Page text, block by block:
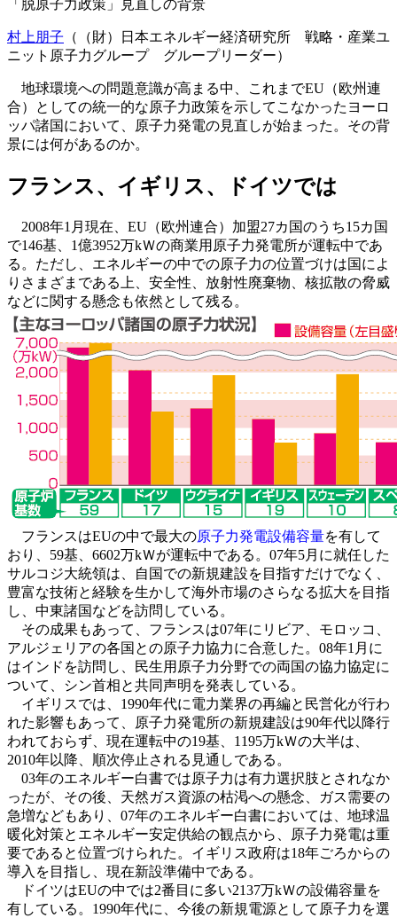
「脱原子力政策」見直しの背景
村上朋子 （（財）日本エネルギー経済研究所 戦略・産業ユ
ニット原子力グループ グループリーダー）
地球環境への問題意識が高まる中、これまでEU（欧州連
合）としての統一的な原子力政策を示してこなかったヨーロ
ッパ諸国において、原子力発電の見直しが始まった。その背
景には何があるのか。
フランス、イギリス、ドイツでは
2008年1月現在、EU（欧州連合）加盟27カ国のうち15カ国
で146基、1億3952万kＷの商業用原子力発電所が運転中であ
る。ただし、エネルギーの中での原子力の位置づけは国によ
りさまざまである上、安全性、放射性廃棄物、核拡散の脅威
などに関する懸念も依然として残る。
フランスはEUの中で最大の原子力発電設備容量を有して
おり、59基、6602万kＷが運転中である。07年5月に就任した
サルコジ大統領は、自国での新規建設を目指すだけでなく、
豊富な技術と経験を生かして海外市場のさらなる拡大を目指
し、中東諸国などを訪問している。
その成果もあって、フランスは07年にリビア、モロッコ、
アルジェリアの各国との原子力協力に合意した。08年1月に
はインドを訪問し、民生用原子力分野での両国の協力協定に
ついて、シン首相と共同声明を発表している。
イギリスでは、1990年代に電力業界の再編と民営化が行わ
れた影響もあって、原子力発電所の新規建設は90年代以降行
われておらず、現在運転中の19基、1195万kＷの大半は、
2010年以降、順次停止される見通しである。
03年のエネルギー白書では原子力は有力選択肢とされなか
ったが、その後、天然ガス資源の枯渇への懸念、ガス需要の
急増などもあり、07年のエネルギー白書においては、地球温
暖化対策とエネルギー安定供給の観点から、原子力発電は重
要であると位置づけられた。イギリス政府は18年ごろからの
導入を目指し、現在新設準備中である。
ドイツはEUの中では2番目に多い2137万kＷの設備容量を
有している。1990年代に、今後の新規電源として原子力を選